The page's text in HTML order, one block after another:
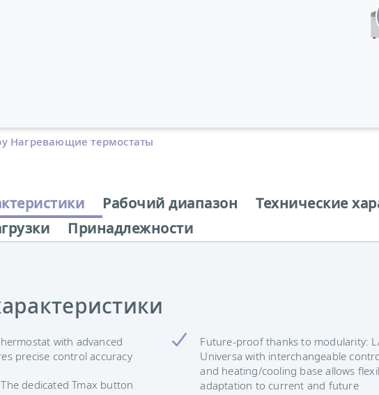
Нагревающие термостаты
Рабочий диапазон Технические
Принадлежности
with advanced
precise control accuracy
dedicated Tmax button
Future-proof thanks to modularity:
Universa with interchangeable
and heating/cooling base allows
adaptation to current and future